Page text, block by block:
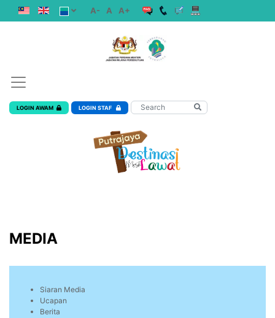
A- A A+
LOGIN AWAM LOGIN STAF
MEDIA
Siaran Media
Ucapan
Berita